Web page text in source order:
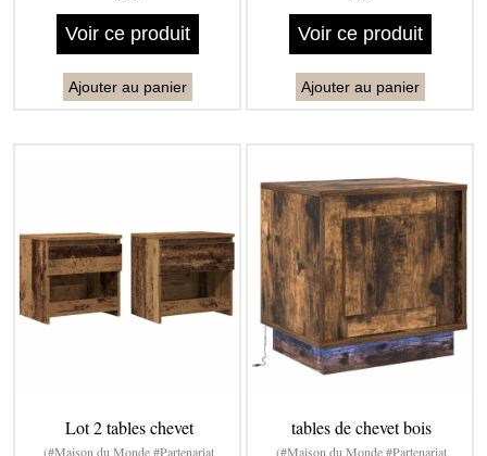
Voir ce produit
Ajouter au panier
Voir ce produit
Ajouter au panier
Lot 2 tables chevet
(#Maison du Monde #Partenariat
tables de chevet bois
(#Maison du Monde #Partenariat